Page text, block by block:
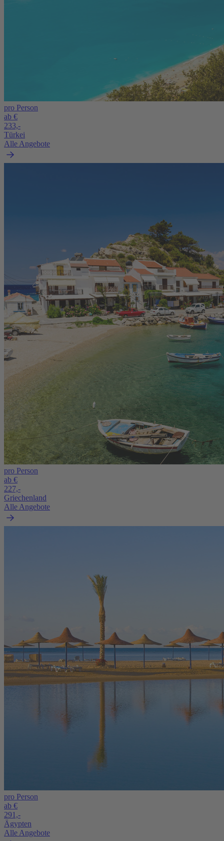
pro Person
ab €
233,-
Türkei
Alle Angebote
pro Person
ab €
227,-
Griechenland
Alle Angebote
pro Person
ab €
291,-
Ägypten
Alle Angebote